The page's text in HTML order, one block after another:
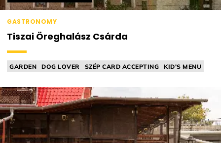
GASTRONOMY
Tiszai Öreghalász Csárda
GARDEN DOG LOVER SZÉP CARD ACCEPTING
KID'S MENU